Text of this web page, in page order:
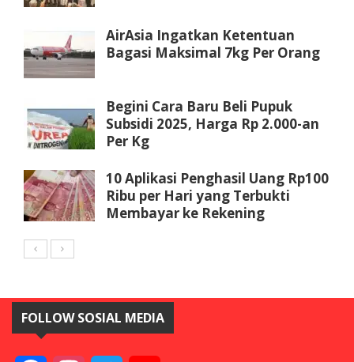
AirAsia Ingatkan Ketentuan
Bagasi Maksimal 7kg Per Orang
Begini Cara Baru Beli Pupuk
Subsidi 2025, Harga Rp 2.000-an
Per Kg
10 Aplikasi Penghasil Uang Rp100
Ribu per Hari yang Terbukti
Membayar ke Rekening
FOLLOW SOSIAL MEDIA